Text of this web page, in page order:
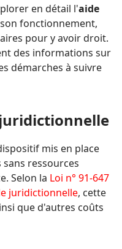
en détail l'aide
fonctionnement,
pour y avoir droit.
des informations sur
démarches à suivre
mis en place
ressources
Selon la Loi n° 91-647
juridictionnelle, cette
que d'autres coûts